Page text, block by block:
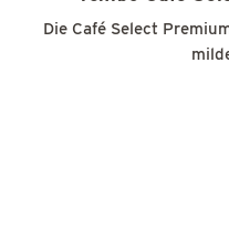
Die Café Select